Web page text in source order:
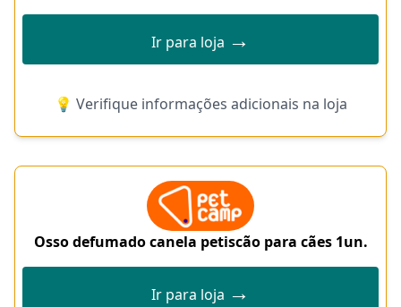
Ir para loja →
💡 Verifique informações adicionais na loja
Osso defumado canela petiscão para cães 1un.
Ir para loja →